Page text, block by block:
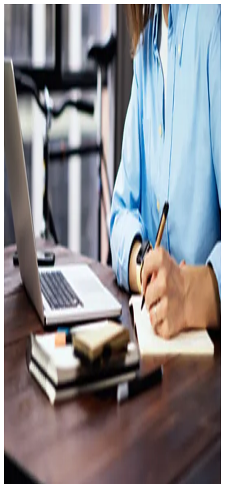
Recherchez un marché, une entreprise, un insight...
À propos
Connexion
Vos enjeux
Solutions
Marchés
Insights
Contactez-nous
Ressources & Insights
Insights vidéo
Publications
Des études qui vous apportent les données, les outils et
les perspectives nécessaires pour orienter chaque
décision.
Études sur mesure
Des experts qui élaborent avec vous des solutions sur
mesure, pensées pour relever vos défis spécifiques.
Plateforme XERFI Foresight
vidéos et des centaines d'articles) pour générer, par
simple prompt, des études de marché, analyses
concurrentielles et notes stratégiques.